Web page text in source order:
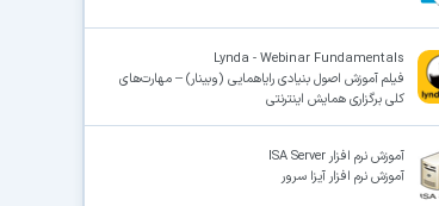
Lynda - Webinar Fundamentals
فیلم آموزش اصول بنیادی رایاهمایی (وبینار) – مهارت‌های
کلی برگزاری همایش‌ اینترنتی
آموزش نرم افزار ISA Server
آموزش نرم افزار آیزا سرور